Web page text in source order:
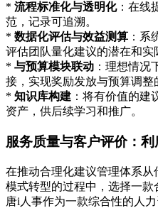
* 流程标准化与透明化：在线
范，记录可追溯。
* 数据化评估与效益测算 ：系
评估团队量化建议的潜在和实
* 与预算模块联动 ：理想情况
接，实现奖励发放与预算调整
* 知识库构建 ：将有价值的建
资产，供后续学习和推广。
服务质量与客户评价：
在推动合理化建议管理体系
模式转型的过程中，选择一款
唐i人事作为一款综合性的人